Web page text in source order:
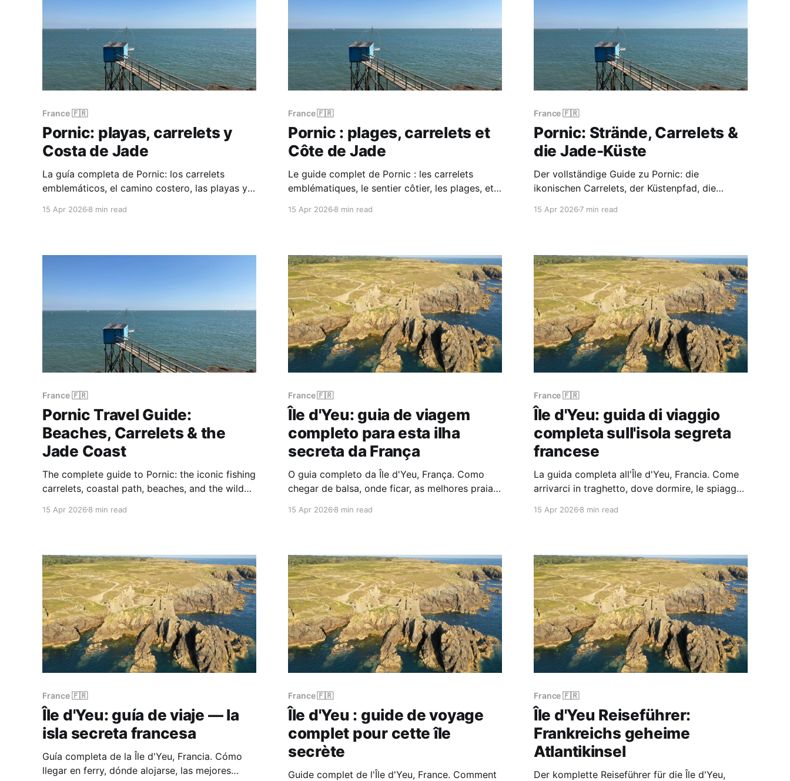
France 🇫🇷
Pornic: playas, carrelets y
Costa de Jade
La guía completa de Pornic: los carrelets
emblemáticos, el camino costero, las playas y
Jade.
15 Apr 2026 8 min read
France 🇫🇷
Pornic : plages, carrelets et
Côte de Jade
Le guide complet de Pornic : les carrelets
emblématiques, le sentier côtier, les plages, et
de Jade.
15 Apr 20268 min read
France 🇫🇷
Pornic: Strände, Carrelets &
die Jade-Küste
Der vollständige Guide zu Pornic: die
ikonischen Carrelets, der Küstenpfad, die
der Jade-Küste.
15 Apr 20267 min read
France 🇫🇷
Pornic Travel Guide:
Beaches, Carrelets & the
Jade Coast
The complete guide to Pornic: the iconic fishing
carrelets, coastal path, beaches, and the wild
15 Apr 2026 8 min read
France 🇫🇷
Île d'Yeu: guia de viagem
completo para esta ilha
secreta da França
O guia completo da Île d'Yeu, França. Como
chegar de balsa, onde ficar, as melhores praias,
e dicas práticas para esta ilha atlântica longe
15 Apr 20268 min read
France 🇫🇷
Île d'Yeu: guida di viaggio
completa sull'isola segreta
francese
La guida completa all'Île d'Yeu, Francia. Come
arrivarci in traghetto, dove dormire, le spiagge
in bici e consigli pratici per questa isola
15 Apr 20268 min read
France 🇫🇷
Île d'Yeu: guía de viaje — la
isla secreta francesa
Guía completa de la Île d'Yeu, Francia. Cómo
llegar en ferry, dónde alojarse, las mejores
France 🇫🇷
Île d'Yeu : guide de voyage
complet pour cette île
secrète
Guide complet de l'Île d'Yeu, France. Comment
France 🇫🇷
Île d'Yeu Reiseführer:
Frankreichs geheime
Atlantikinsel
Der komplette Reiseführer für die Île d'Yeu,